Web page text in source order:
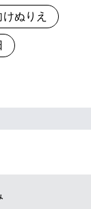
ぬりえ